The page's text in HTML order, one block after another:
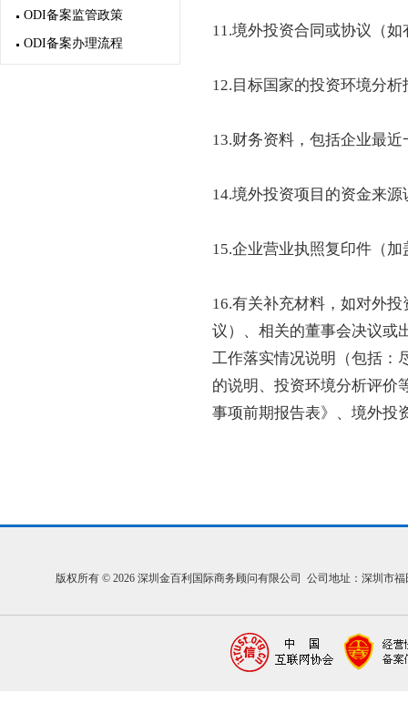
ODI备案监管政策
ODI备案办理流程
11.境外投资合同或协议（如
12.目标国家的投资环境分
13.财务资料，包括企业最
14.境外投资项目的资金来
15.企业营业执照复印件（加
16.有关补充材料，如对外
议）、相关的董事会决议或
工作落实情况说明（包括：
的说明、投资环境分析评价
事项前期报告表》、境外投
版权所有 © 2026 深圳金百利国际商务顾问有限公司 公司地址：深圳市